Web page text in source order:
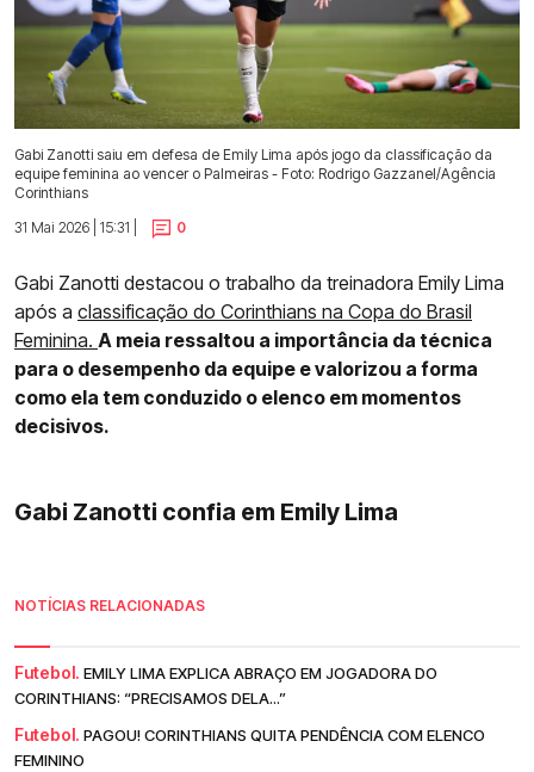
Gabi Zanotti saiu em defesa de Emily Lima após jogo da classificação da
equipe feminina ao vencer o Palmeiras - Foto: Rodrigo Gazzanel/Agência
Corinthians
31 Mai 2026 | 15:31 |
0
Gabi Zanotti destacou o trabalho da treinadora Emily Lima
após a classificação do Corinthians na Copa do Brasil
Feminina. A meia ressaltou a importância da técnica
para o desempenho da equipe e valorizou a forma
como ela tem conduzido o elenco em momentos
decisivos.
Gabi Zanotti confia em Emily Lima
NOTÍCIAS RELACIONADAS
Futebol. EMILY LIMA EXPLICA ABRAÇO EM JOGADORA DO
CORINTHIANS: “PRECISAMOS DELA...”
Futebol. PAGOU! CORINTHIANS QUITA PENDÊNCIA COM ELENCO
FEMININO